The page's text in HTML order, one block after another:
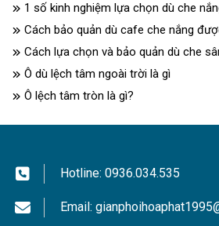
1 số kinh nghiệm lựa chọn dù che
Cách bảo quản dù cafe che nắng
Cách lựa chọn và bảo quản dù che
Ô dù lệch tâm ngoài trời là gì
Ô lệch tâm tròn là gì?
Hotline: 0936.034.535
Email: